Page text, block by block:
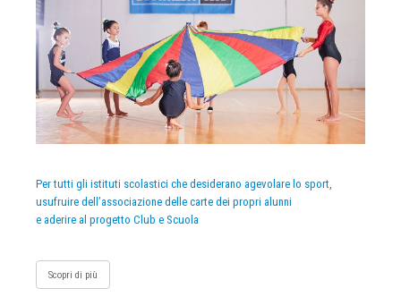
Per tutti gli istituti scolastici che desiderano agevolare lo sport,
usufruire dell’associazione delle carte dei propri alunni
e aderire al progetto Club e Scuola
Scopri di più